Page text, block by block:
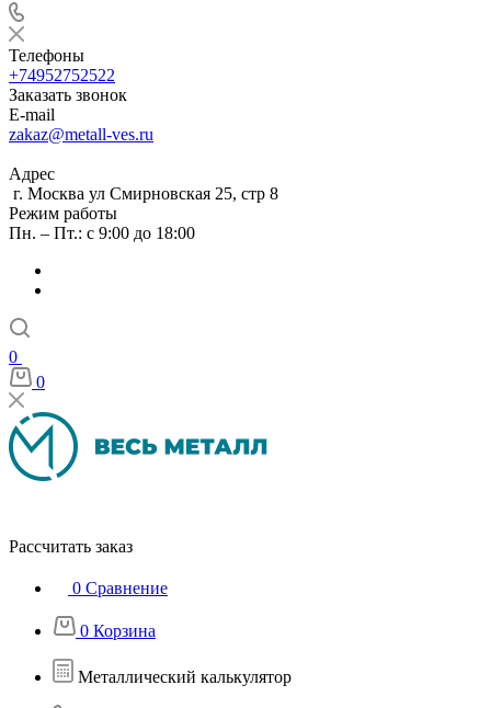
Телефоны
+74952752522
Заказать звонок
E-mail
zakaz@metall-ves.ru
Адрес
г. Москва ул Смирновская 25, стр 8
Режим работы
Пн. – Пт.: с 9:00 до 18:00
0
0
Рассчитать заказ
0 Сравнение
0 Корзина
Металлический калькулятор